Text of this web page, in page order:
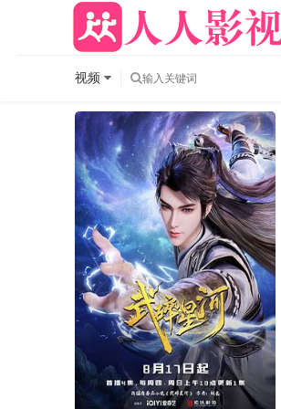
视频